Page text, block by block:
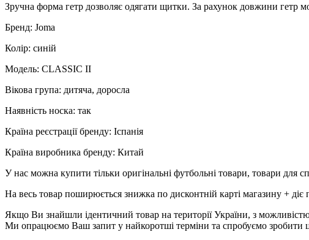
Зручна форма гетр дозволяє одягати щитки. За рахунок довжини гетр
Бренд: Joma
Колір: синій
Модель: CLASSIC II
Вікова група: дитяча, доросла
Наявність носка: так
Країна реєстрації бренду: Іспанія
Країна виробника бренду: Китай
У нас можна купити тільки оригінальні футбольні товари, товари для
На весь товар поширюється знижка по дисконтній карті магазину + діє
Якщо Ви знайшли ідентичний товар на території України, з
Ми опрацюємо Ваш запит у найкоротші терміни та спробуємо зробити